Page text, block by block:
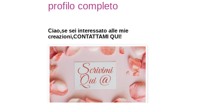
profilo completo
Ciao,se sei interessato alle mie
creazioni,CONTATTAMI QUI!